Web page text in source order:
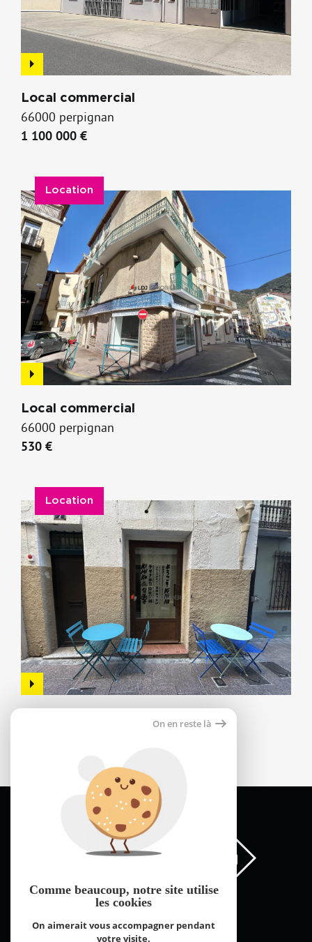
Local commercial
66000 perpignan
1 100 000 €
Location
Local commercial
66000 perpignan
530 €
Location
FNAIM Pyrénées Orientales © 2026 | Tous droits réservés |
On en reste là
Comme beaucoup, notre site utilise
les cookies
On aimerait vous accompagner pendant
votre visite.